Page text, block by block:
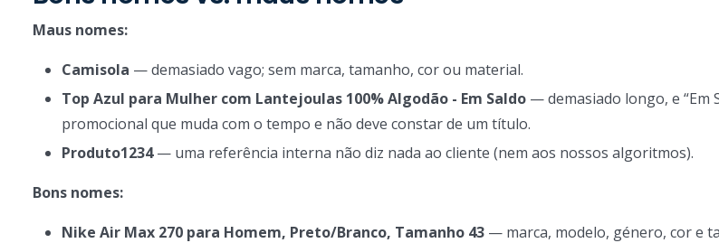
Maus nomes:
Camisola — demasiado vago; sem marca, tamanho, cor ou material.
Top Azul para Mulher com Lantejoulas 100% Algodão - Em Saldo — demasiado longo, e “Em
promocional que muda com o tempo e não deve constar de um título.
Produto1234— uma referência interna não diz nada ao cliente (nem aos nossos algoritmos).
Bons nomes:
Nike Air Max 270 para Homem, Preto/Branco, Tamanho 43 — marca, modelo, género, cor e